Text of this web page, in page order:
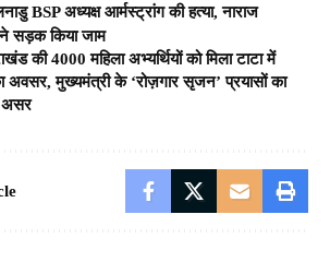
BSP अध्यक्ष आर्मस्ट्रांग की हत्या, नाराज
सड़क किया जाम
की 4000 महिला अभ्यर्थियों को मिला टाटा में
अवसर, मुख्यमंत्री के ‘रोज़गार सृजन’ प्रयासों का
असर